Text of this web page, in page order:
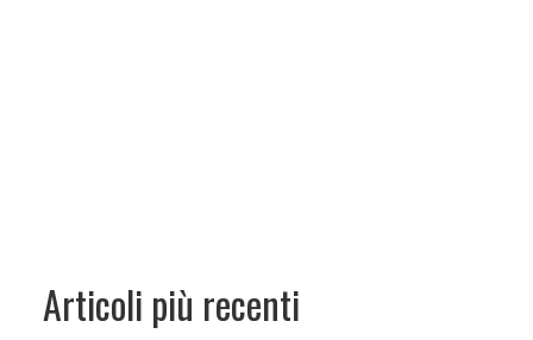
Articoli più recenti